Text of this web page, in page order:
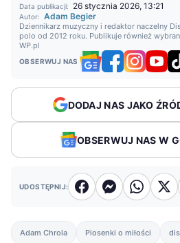
Data publikacji: 26 stycznia 2026, 13:21
Autor: Adam Begier
Dziennikarz muzyczny i redaktor naczelny
polo od 2012 roku. Publikuje również
WP.pl
OBSERWUJ NAS
DODAJ NAS JAKO
OBSERWUJ NAS W
UDOSTĘPNIJ:
Adam Chrola Piosenki o miłości